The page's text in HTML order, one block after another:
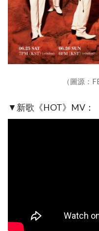
（圖源：
▼新歌《HOT》MV：